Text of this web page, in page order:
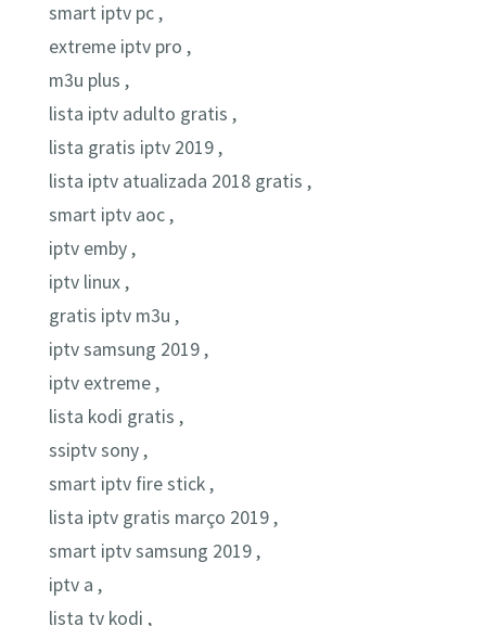
smart iptv pc ,
extreme iptv pro ,
m3u plus ,
lista iptv adulto gratis ,
lista gratis iptv 2019 ,
lista iptv atualizada 2018 gratis ,
smart iptv aoc ,
iptv emby ,
iptv linux ,
gratis iptv m3u ,
iptv samsung 2019 ,
iptv extreme ,
lista kodi gratis ,
ssiptv sony ,
smart iptv fire stick ,
lista iptv gratis março 2019 ,
smart iptv samsung 2019 ,
iptv a ,
lista tv kodi ,